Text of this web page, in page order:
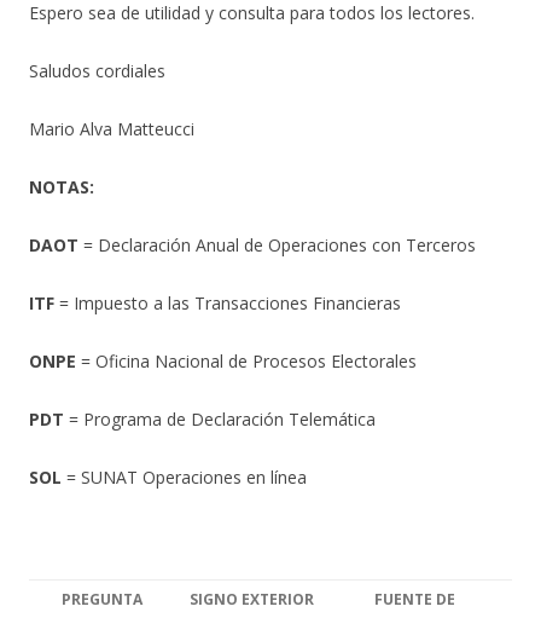
Espero sea de utilidad y consulta para todos los lectores.
Saludos cordiales
Mario Alva Matteucci
NOTAS:
DAOT = Declaración Anual de Operaciones con Terceros
ITF = Impuesto a las Transacciones Financieras
ONPE = Oficina Nacional de Procesos Electorales
PDT = Programa de Declaración Telemática
SOL = SUNAT Operaciones en línea
PREGUNTA SIGNO EXTERIOR FUENTE DE